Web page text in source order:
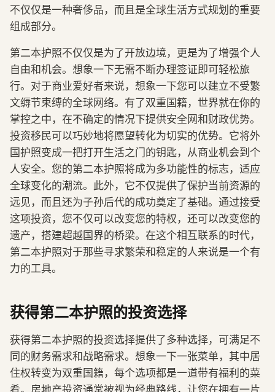
不仅仅是一种奢侈品，而且是全球生活方式规划的重要
组成部分。
第二本护照不仅仅是为了开放边境，更是为了增强个人
自由和机会。想象一下无需不断办理签证即可轻松旅
行。对于商业爱好者来说，想象一下您可以建立不受繁
文缛节束缚的全球网络。有了双重国籍，世界就在你的
掌控之中，在不确定的情况下提供安全网和财政优势。
投资移民可以巧妙地将愿望转化为切实的优势。它将外
国护照变成一把打开生活之门的钥匙，从商业机会到个
人安全。您的第二本护照将成为多功能性的标志，适应
全球变化的潮流。此外，它不仅提供了保护当前资源的
远见，而且还为子孙后代的成功奠定了基础。通过接受
这项投资，您不仅可以改变您的特权，还可以改变您的
遗产，搭建超越国界的桥梁。在这个相互联系的时代，
第二本护照对于那些寻求繁荣和稳定的人来说是一个有
力的工具。
获得第二本护照的投资选择
获得第二本护照的投资选择提供了多种选择，可满足不
同的财务需求和战略需求。想象一下一张菜单，其中居
住权转变为双重国籍，每个选项都是一道带有福利的菜
肴。房地产投资通常被视为经典路线，让您在拥有一片